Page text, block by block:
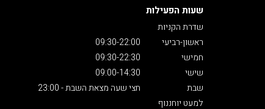
שעות הפעילות
שדרת הקניות
ראשון-רביעי
חמישי
שישי
שבת
חצי שעה מצאת השבת - 23:00
למעט יוחננוף